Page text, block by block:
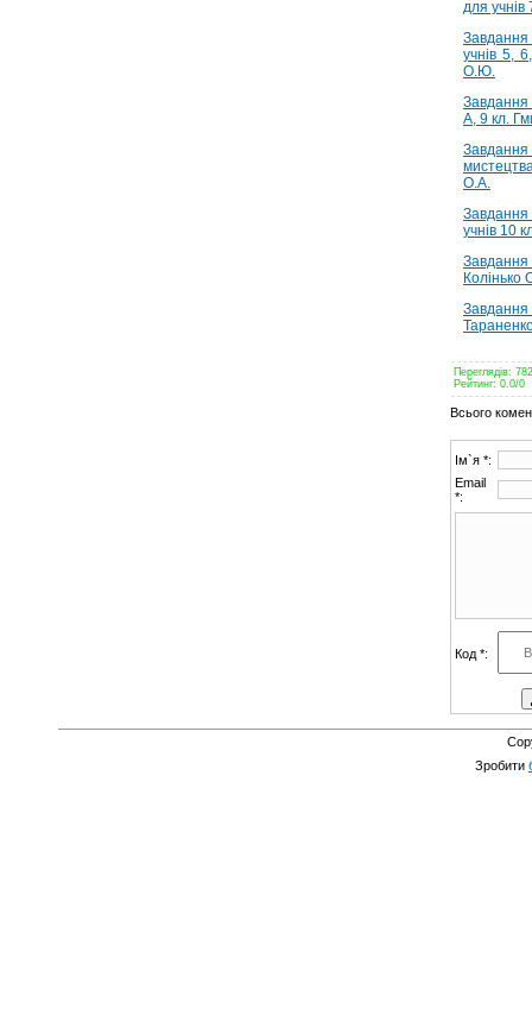
для
Завдання
учнів 5,
О.Ю.
Завдання
А, 9 кл.
О.А.
Завдання
учнів 10
Колінько
Переглядів: 782
Рейтинг: 0.0/0
Всього
Ім`я *:
Email
*:
Код *:
Зробити